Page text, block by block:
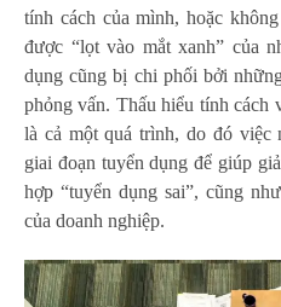
tính cách của mình, hoặc
được “lọt vào mắt xanh” của
dụng cũng bị chi phối bởi
phỏng vấn. Thấu hiểu tính cách
là cả một quá trình, do đó việc
giai đoạn tuyển dụng để giúp
hợp “tuyển dụng sai”, cũng
của doanh nghiệp.